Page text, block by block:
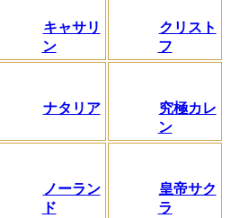
キャサリ
ン
クリスト
フ
ナタリア
究極カレ
ン
ノーラン
ド
皇帝サク
ラ